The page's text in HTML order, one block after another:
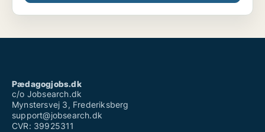
Pædagogjobs.dk
c/o Jobsearch.dk
Mynstersvej 3, Frederiksberg
support@jobsearch.dk
CVR: 39925311